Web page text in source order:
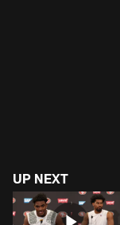
UP NEXT